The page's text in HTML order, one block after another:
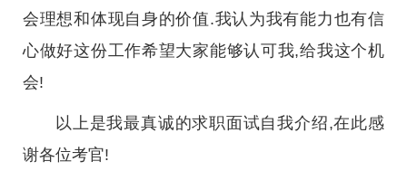
会理想和体现自身的价值.我认为我有能力也有信
心做好这份工作希望大家能够认可我,给我这个机
会!
以上是我最真诚的求职面试自我介绍,在此感
谢各位考官!